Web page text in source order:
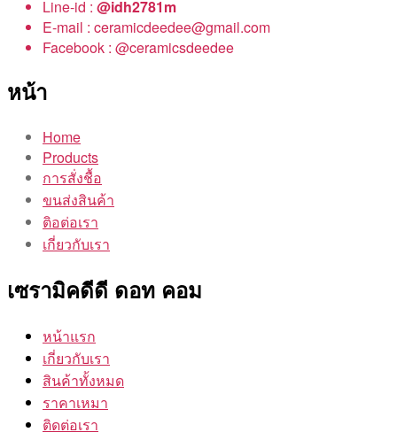
Line-id : @idh2781m
E-mail : ceramicdeedee@gmail.com
Facebook : @ceramicsdeedee
หน้า
Home
Products
การสั่งชื้อ
ขนส่งสินค้า
ติอต่อเรา
เกี่ยวกับเรา
เซรามิคดีดี ดอท คอม
หน้าแรก
เกี่ยวกับเรา
สินค้าทั้งหมด
ราคาเหมา
ติดต่อเรา